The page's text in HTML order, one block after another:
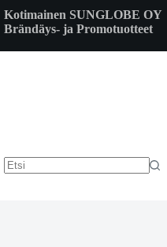
to
content
Kotimainen SUNGLOBE OY
Brändäys- ja Promotuotteet